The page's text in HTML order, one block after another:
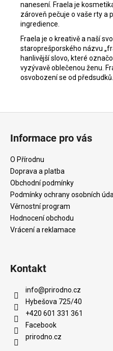
nanesení. Fraela je
zároveň pečuje o vaše rty a
ingredience.
Fraela je o kreativě a naší
staroprešporského názvu
hanlivější slovo, které
vyzývavě oblečenou ženu.
osvobození se od předsudků.
Informace pro vás
O Přírodnu
Doprava a platba
Obchodní podmínky
Podmínky ochrany osobních
Věrnostní program
Hodnocení obchodu
Vrácení a reklamace
Kontakt
info@prirodno.cz
Hybešova 725/40
+420 601 331 361
Facebook
prirodno.cz